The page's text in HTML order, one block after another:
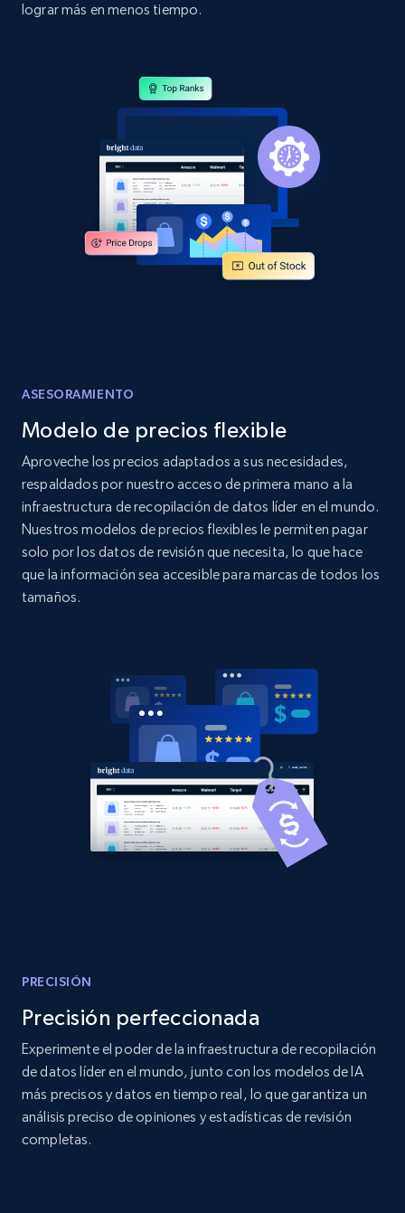
2.1K+ 355+
Home Depot US - Discovery products by
specific category URL
URL, Domain, Country code, Model number,
Sku, Product id, Product name, Manufacturer,
2.1K+ 355+ Comenzar ahora
more.
Amazon products global dataset - Collects
products by specific category URL
Title, Seller name, Brand, Description, Initial
price, Currency, Availability, Reviews count, and
375+ Comenzar ahora
Amazon products global dataset -
Collecting products by keyword search
Title, Seller name, Brand, Description, Initial
price, Currency, Availability, Reviews count, and
Amazon products global dataset - Collects
products by best sellers category URL
Title, Seller name, Brand, Description, Initial
price, Currency, Availability, Reviews count, and
more.
375+
lograr más en menos tiempo.
ASESORAMIENTO
Modelo de precios flexible
Aproveche los precios adaptados a sus necesidades,
respaldados por nuestro acceso de primera mano a la
infraestructura de recopilación de datos líder en el mundo.
Nuestros modelos de precios flexibles le permiten pagar
solo por los datos de revisión que necesita, lo que hace
que la información sea accesible para marcas de todos los
tamaños.
PRECISIÓN
Precisión perfeccionada
Experimente el poder de la infraestructura de recopilación
de datos líder en el mundo, junto con los modelos de IA
más precisos y datos en tiempo real, lo que garantiza un
análisis preciso de opiniones y estadísticas de revisión
completas.